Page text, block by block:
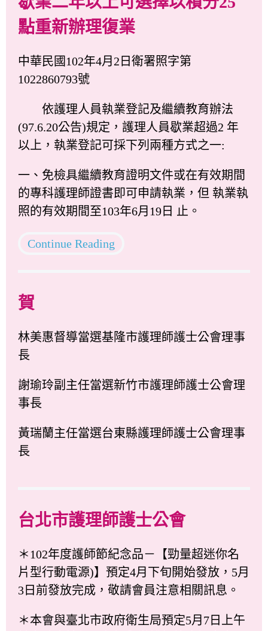
點重新辦理復業
中華民國102年4月2日衛署照字第
1022860793號
依護理人員執業登記及繼續教育辦法
(97.6.20公告)規定，護理人員歇業超過2 年
以上，執業登記可採下列兩種方式之一:
一、免檢具繼續教育證明文件或在有效期間
的專科護理師證書即可申請執業，但 執業執
照的有效期間至103年6月19日 止。
Continue Reading
賀
林美惠督導當選基隆市護理師護士公會理事
長
謝瑜玲副主任當選新竹市護理師護士公會理
事長
黃瑞蘭主任當選台東縣護理師護士公會理事
長
台北市護理師護士公會
＊102年度護師節紀念品－【勁量超迷你名
片型行動電源)】預定4月下旬開始發放，5月
3日前發放完成，敬請會員注意相關訊息。
＊本會與臺北市政府衛生局預定5月7日上午